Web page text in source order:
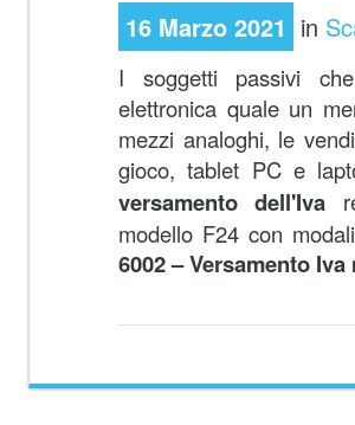
16 Marzo 2021 in
I soggetti passivi
elettronica quale un
mezzi analoghi, le
gioco, tablet PC e
versamento dell'Iva
modello F24 con
6002 – Versamento